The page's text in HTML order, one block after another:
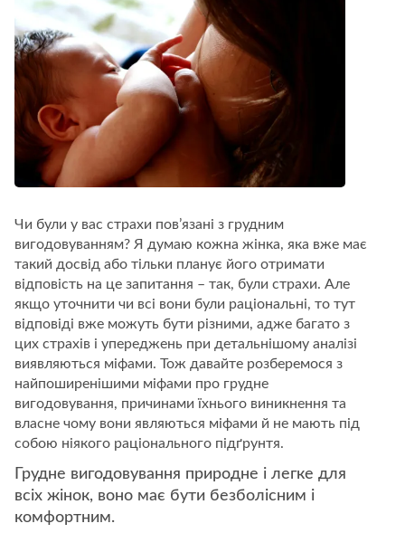
Чи були у вас страхи пов’язані з грудним
вигодовуванням? Я думаю кожна жінка, яка вже має
такий досвід або тільки планує його отримати
відповість на це запитання – так, були страхи. Але
якщо уточнити чи всі вони були раціональні, то тут
відповіді вже можуть бути різними, адже багато з
цих страхів і упереджень при детальнішому аналізі
виявляються міфами. Тож давайте розберемося з
найпоширенішими міфами про грудне
вигодовування, причинами їхнього виникнення та
власне чому вони являються міфами й не мають під
собою ніякого раціонального підґрунтя.
Грудне вигодовування природне і легке для
всіх жінок, воно має бути безболісним і
комфортним.